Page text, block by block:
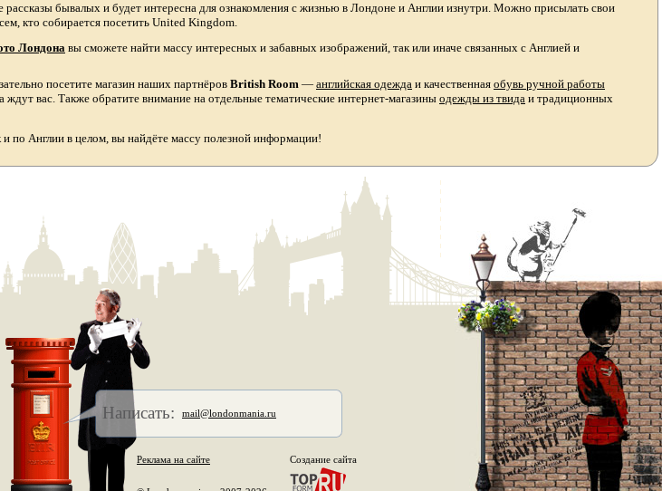
рассказы бывалых и будет интересна для ознакомления с жизнью в Лондоне и Англии изнутри. Можно присылать свои
кто собирается посетить United Kingdom.
Лондонавы сможете найти массу интересных и забавных изображений, так или иначе связанных с Англией и
посетите магазин наших партнёров British Room — английская одежда и качественная обувь ручной работы
ждут вас. Также обратите внимание на отдельные тематические интернет-магазины одежды из твида и традиционных
по Англии в целом, вы найдёте массу полезной информации!
Написать: mail@londonmania.ru
Реклама на сайте Создание сайта